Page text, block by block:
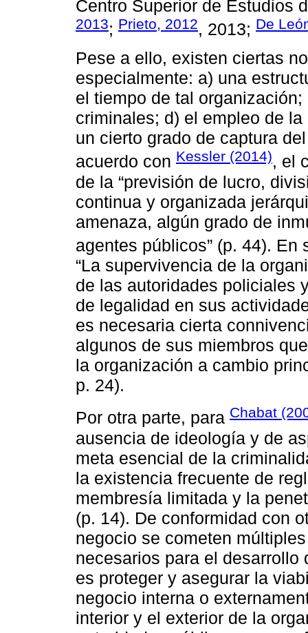
Centro Superior de Estudios
2013; Prieto, 2012, 2013; De
Pese a ello, existen ciertas
especialmente: a) una
el tiempo de tal
criminales; d) el empleo de
un cierto grado de captura
acuerdo con Kessler (2014), el
de la “previsión de lucro,
continua y organizada
amenaza, algún grado de
agentes públicos” (p. 44).
“La supervivencia de la
de las autoridades policiales
de legalidad en sus
es necesaria cierta
algunos de sus miembros
la organización a cambio
p. 24).
Por otra parte, para Chabat
ausencia de ideología y de
meta esencial de la
la existencia frecuente de
membresía limitada y la
(p. 14). De conformidad con
negocio se cometen
necesarios para el
es proteger y asegurar la
negocio interna o
interior y el exterior de la